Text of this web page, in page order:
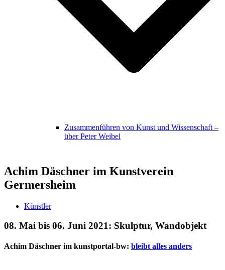
Zusammenführen von Kunst und Wissenschaft –
über Peter Weibel
Achim Däschner im Kunstverein
Germersheim
Künstler
08. Mai bis 06. Juni 2021: Skulptur, Wandobjekt
Achim Däschner im kunstportal-bw: bleibt alles anders